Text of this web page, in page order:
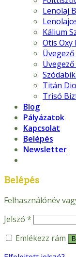
Lenolaj
Kálium
Otis Oxy
Titán
Trisó
Blog
Pályázatok
Kapcsolat
Belépés
Newsletter
Belépés
Felhasználónév
Jelszó *
Emlékezz rám